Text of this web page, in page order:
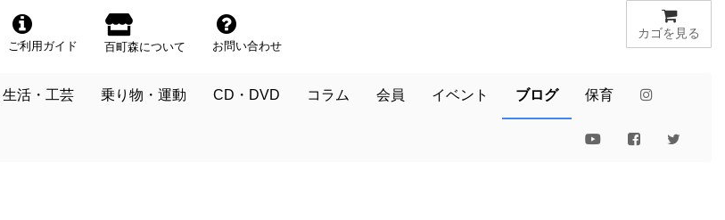
カゴを見る
ご利用ガイド 百町森について お問い合わせ
生活・工芸 乗り物・運動 CD・DVD コラム 会員 イベント ブログ 保育